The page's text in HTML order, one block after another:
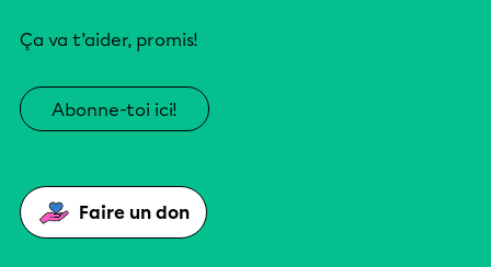
Ça va t’aider, promis!
Abonne-toi ici!
Faire un don